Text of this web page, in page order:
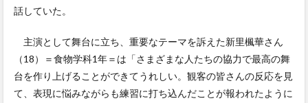
話していた。
主演として舞台に立ち、重要なテーマを訴えた新里楓華さん
（18）＝食物学科1年＝は「さまざまな人たちの協力で最高の舞
台を作り上げることができてうれしい。観客の皆さんの反応を見
て、表現に悩みながらも練習に打ち込んだことが報われたように